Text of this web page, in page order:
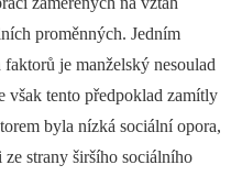
proměnných. Jedním
je manželský nesoulad
však tento předpoklad zamítly
byla nízká sociální opora,
strany širšího sociálního